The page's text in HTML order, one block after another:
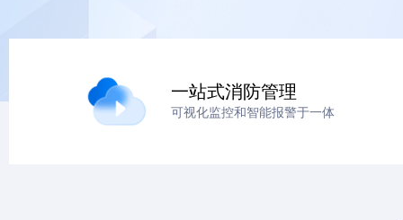
一站式消防管理
可视化监控和智能报警于一体